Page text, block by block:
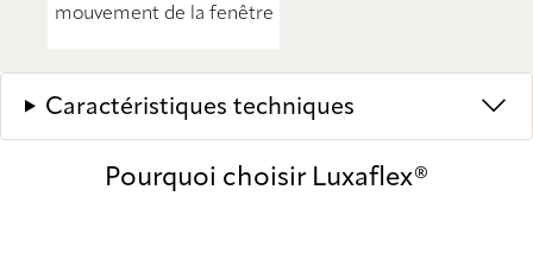
mouvement de la fenêtre
Caractéristiques techniques
Pourquoi choisir Luxaflex®